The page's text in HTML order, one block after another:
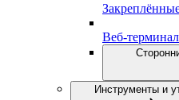
Веб-терминал
Инструменты и